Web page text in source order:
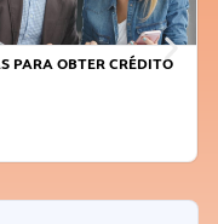
FAÇA A DIFERENÇA: SEJA